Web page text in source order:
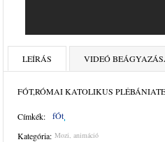
LEÍRÁS VIDEÓ
FÓT,RÓMAI KATOLIKUS
Címkék:
fÓt
Kategória: Mozi, animáció